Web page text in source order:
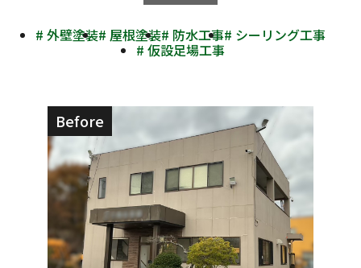
# 外壁塗装# 屋根塗装# 防水工事# シーリング工事
# 仮設足場工事
Before